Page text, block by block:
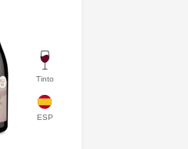
Tinto